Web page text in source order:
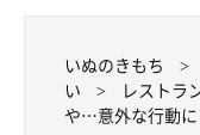
いぬのきもち
い
レストラ
や…意外な行動に